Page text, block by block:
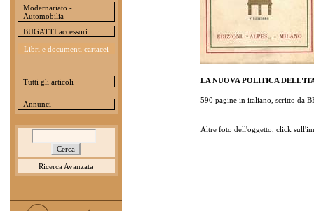
Modernariato -
Automobilia
BUGATTI accessori
Libri e documenti cartacei
Tutti gli articoli
Annunci
Ricerca Avanzata
LA NUOVA POLITICA
590 pagine in italiano, scritto da
Altre foto dell'oggetto, click